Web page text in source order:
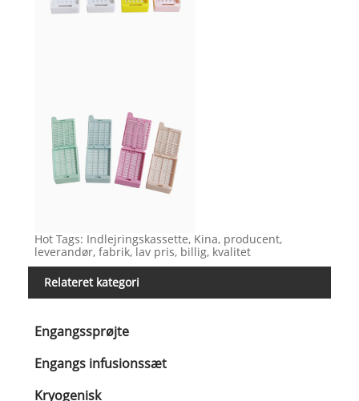
Hot Tags: Indlejringskassette, Kina, producent,
leverandør, fabrik, lav pris, billig, kvalitet
Relateret kategori
Engangssprøjte
Engangs infusionssæt
Kryogenisk